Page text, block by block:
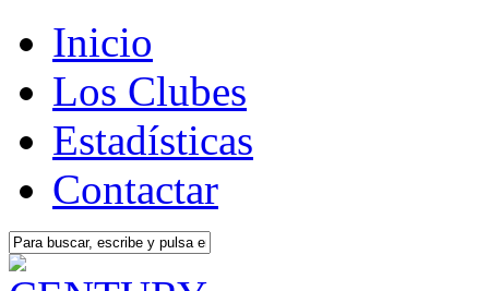
Inicio
Los Clubes
Estadísticas
Contactar